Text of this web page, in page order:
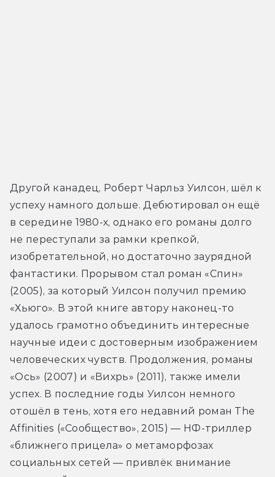
Другой канадец, Роберт Чарльз Уилсон, шёл к
успеху намного дольше. Дебютировал он ещё
в середине 1980-х, однако его романы долго
не переступали за рамки крепкой,
изобретательной, но достаточно заурядной
фантастики. Прорывом стал роман «Спин»
(2005), за который Уилсон получил премию
«Хьюго». В этой книге автору наконец-то
удалось грамотно объединить интересные
научные идеи с достоверным изображением
человеческих чувств. Продолжения, романы
«Ось» (2007) и «Вихрь» (2011), также имели
успех. В последние годы Уилсон немного
отошёл в тень, хотя его недавний роман The
Affinities («Сообщество», 2015) — НФ-триллер
«ближнего прицела» о метаморфозах
социальных сетей — привлёк внимание